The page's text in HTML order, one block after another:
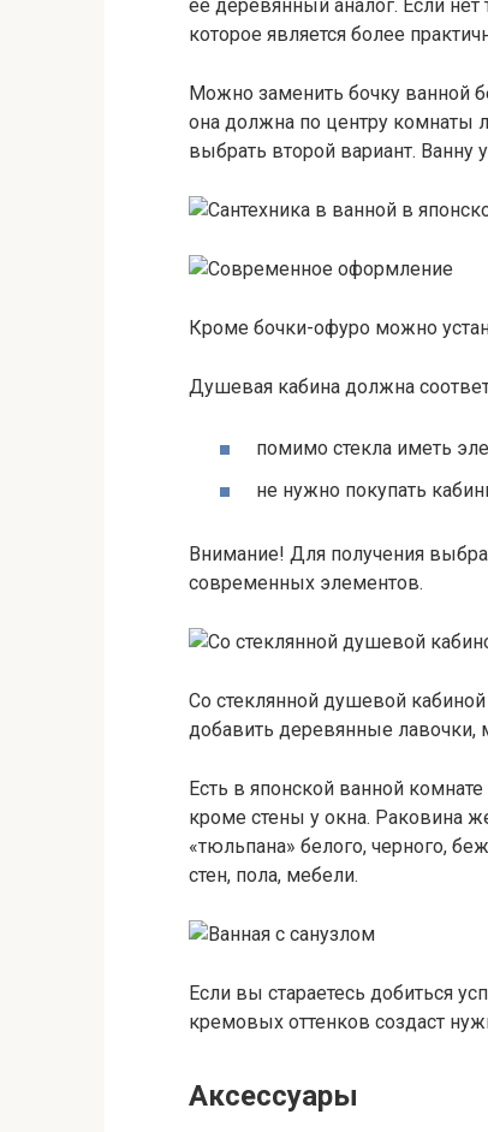
ее деревянный аналог. Если
которое является более
Можно заменить бочку ванной
она должна по центру комнаты
выбрать второй вариант. Ванну
Кроме бочки-офуро можно
Душевая кабина должна
помимо стекла иметь
не нужно покупать
Внимание! Для получения
современных элементов.
Со стеклянной душевой
добавить деревянные лавочки,
Есть в японской ванной
кроме стены у окна. Раковина
«тюльпана» белого, черного,
стен, пола, мебели.
Если вы стараетесь добиться
кремовых оттенков создаст
Аксессуары